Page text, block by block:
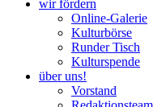
wir fördern
Online-Galerie
Kulturbörse
Runder Tisch
Kulturspende
über uns!
Vorstand